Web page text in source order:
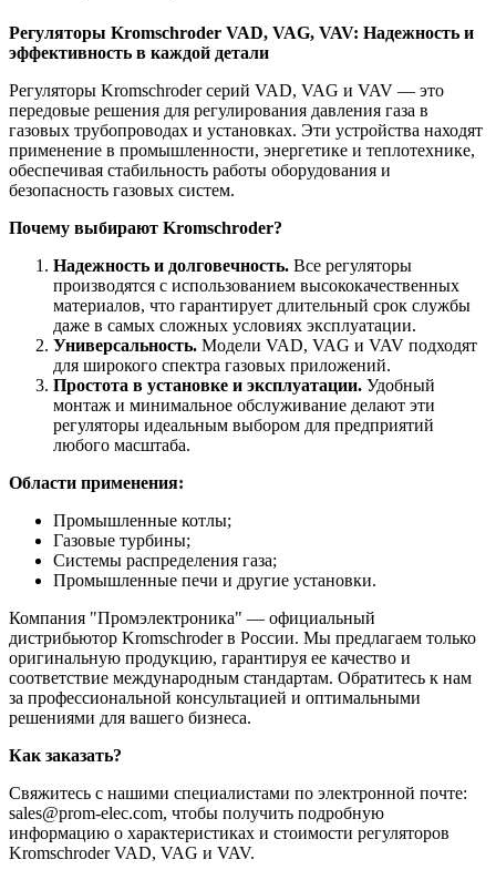
Регуляторы Kromschroder VAD, VAG, VAV: Надежность и
эффективность в каждой детали
Регуляторы Kromschroder серий VAD, VAG и VAV — это
передовые решения для регулирования давления газа в
газовых трубопроводах и установках. Эти устройства находят
применение в промышленности, энергетике и теплотехнике,
обеспечивая стабильность работы оборудования и
безопасность газовых систем.
Почему выбирают Kromschroder?
Надежность и долговечность. Все регуляторы
производятся с использованием высококачественных
материалов, что гарантирует длительный срок службы
даже в самых сложных условиях эксплуатации.
Универсальность. Модели VAD, VAG и VAV подходят
для широкого спектра газовых приложений.
Простота в установке и эксплуатации. Удобный
монтаж и минимальное обслуживание делают эти
регуляторы идеальным выбором для предприятий
любого масштаба.
Области применения:
Промышленные котлы;
Газовые турбины;
Системы распределения газа;
Промышленные печи и другие установки.
Компания "Промэлектроника" — официальный
дистрибьютор Kromschroder в России. Мы предлагаем только
оригинальную продукцию, гарантируя ее качество и
соответствие международным стандартам. Обратитесь к нам
за профессиональной консультацией и оптимальными
решениями для вашего бизнеса.
Как заказать?
Свяжитесь с нашими специалистами по электронной почте:
sales@prom-elec.com, чтобы получить подробную
информацию о характеристиках и стоимости регуляторов
Kromschroder VAD, VAG и VAV.